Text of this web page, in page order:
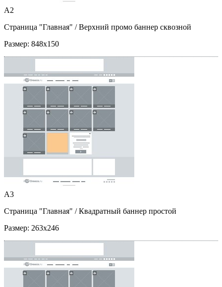
A2
Страница "Главная" / Верхний промо баннер сквозной
Размер: 848x150
A3
Страница "Главная" / Квадратный баннер простой
Размер: 263x246